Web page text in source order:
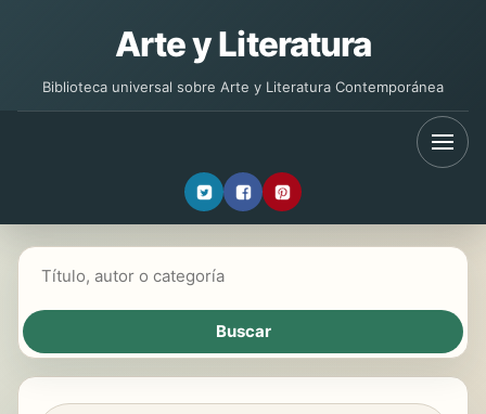
Arte y Literatura
Biblioteca universal sobre Arte y Literatura Contemporánea